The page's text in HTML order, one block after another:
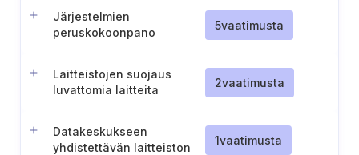
Järjestelmien
peruskokoonpano
5vaatimusta
Laitteistojen suojaus
luvattomia laitteita
2vaatimusta
Datakeskukseen
yhdistettävän laitteiston
1vaatimusta